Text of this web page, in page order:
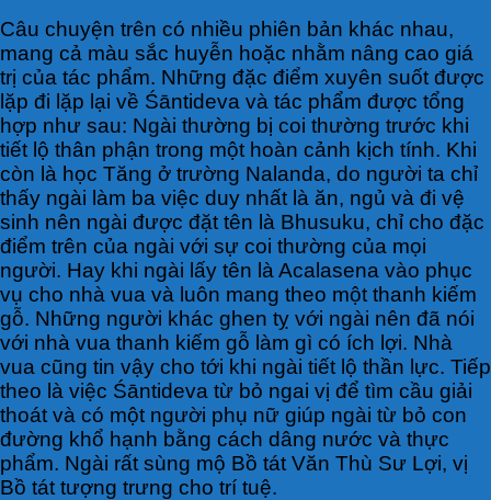
Câu chuyện trên có nhiều phiên bản khác nhau,
mang cả màu sắc huyễn hoặc nhằm nâng cao giá
trị của tác phẩm. Những đặc điểm xuyên suốt được
lặp đi lặp lại về Śāntideva và tác phẩm được tổng
hợp như sau: Ngài thường bị coi thường trước khi
tiết lộ thân phận trong một hoàn cảnh kịch tính. Khi
còn là học Tăng ở trường Nalanda, do người ta chỉ
thấy ngài làm ba việc duy nhất là ăn, ngủ và đi vệ
sinh nên ngài được đặt tên là Bhusuku, chỉ cho đặc
điểm trên của ngài với sự coi thường của mọi
người. Hay khi ngài lấy tên là Acalasena vào phục
vụ cho nhà vua và luôn mang theo một thanh kiếm
gỗ. Những người khác ghen tỵ với ngài nên đã nói
với nhà vua thanh kiếm gỗ làm gì có ích lợi. Nhà
vua cũng tin vậy cho tới khi ngài tiết lộ thần lực. Tiếp
theo là việc Śāntideva từ bỏ ngai vị để tìm cầu giải
thoát và có một người phụ nữ giúp ngài từ bỏ con
đường khổ hạnh bằng cách dâng nước và thực
phẩm. Ngài rất sùng mộ Bồ tát Văn Thù Sư Lợi, vị
Bồ tát tượng trưng cho trí tuệ.